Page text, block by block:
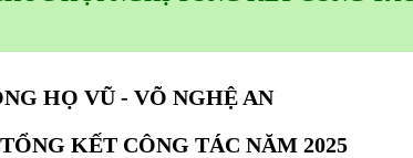
HỌ VŨ - VÕ NGHỆ AN
KẾT CÔNG TÁC NĂM 2025